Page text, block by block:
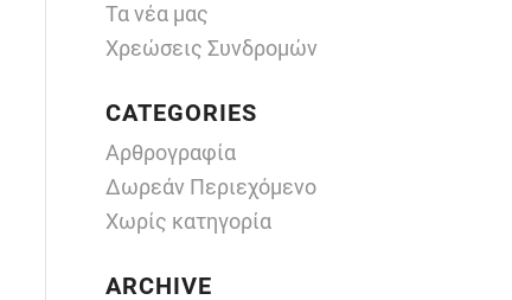
Τα νέα μας
Χρεώσεις Συνδρομών
CATEGORIES
Αρθρογραφία
Δωρεάν Περιεχόμενο
Χωρίς κατηγορία
ARCHIVE